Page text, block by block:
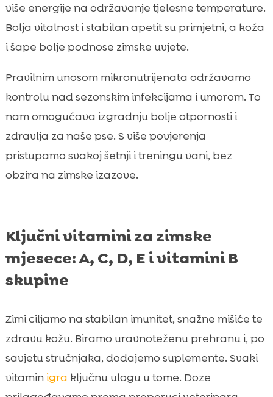
više energije na održavanje tjelesne temperature.
Bolja vitalnost i stabilan apetit su primjetni, a koža
i šape bolje podnose zimske uvjete.
Pravilnim unosom mikronutrijenata održavamo
kontrolu nad sezonskim infekcijama i umorom. To
nam omogućava izgradnju bolje otpornosti i
zdravlja za naše pse. S više povjerenja
pristupamo svakoj šetnji i treningu vani, bez
obzira na zimske izazove.
Ključni vitamini za zimske
mjesece: A, C, D, E i vitamini B
skupine
Zimi ciljamo na stabilan imunitet, snažne mišiće te
zdravu kožu. Biramo uravnoteženu prehranu i, po
savjetu stručnjaka, dodajemo suplemente. Svaki
vitamin igra ključnu ulogu u tome. Doze